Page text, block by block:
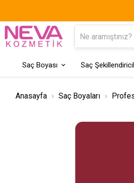
Saç Boyası Saç
Anasayfa Saç Boyaları